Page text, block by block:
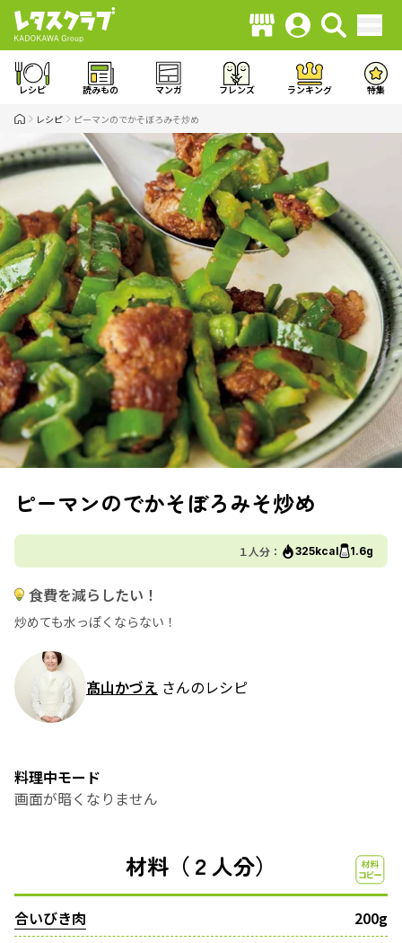
レシピ 読みもの マンガ フレンズ ランキング 特集
レシピ ピーマンのでかそぼろみそ炒め
ピーマンのでかそぼろみそ炒め
１人分： 325kcal 1.6g
食費を減らしたい！
炒めても水っぽくならない！
髙山かづえ さんのレシピ
料理中モード
画面が暗くなりません
材料（２人分）
合いびき肉
200g